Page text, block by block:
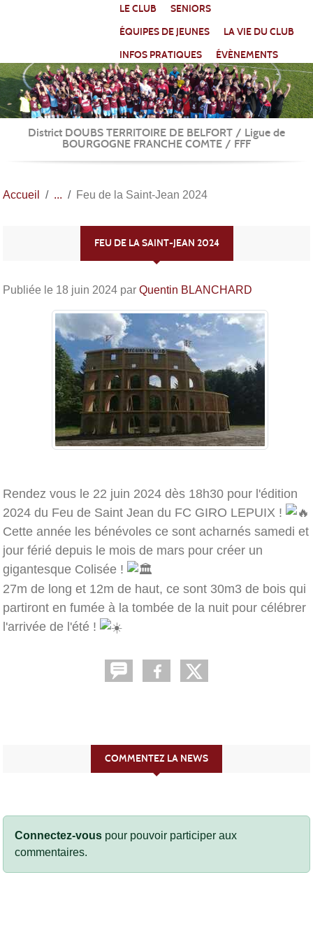
LE CLUB
SENIORS
ÉQUIPES DE JEUNES
LA VIE DU CLUB
INFOS PRATIQUES
ÉVÈNEMENTS
District DOUBS TERRITOIRE DE BELFORT / Ligue de
BOURGOGNE FRANCHE COMTE / FFF
Accueil Feu de la Saint-Jean 2024
FEU DE LA SAINT-JEAN 2024
Publiée le 18 juin 2024 par Quentin BLANCHARD
Rendez vous le 22 juin 2024 dès 18h30 pour l'édition
2024 du Feu de Saint Jean du FC GIRO LEPUIX !
Cette année les bénévoles ce sont acharnés samedi et
jour férié depuis le mois de mars pour créer un
gigantesque Colisée !
27m de long et 12m de haut, ce sont 30m3 de bois qui
partiront en fumée à la tombée de la nuit pour célébrer
l'arrivée de l'été !
COMMENTEZ LA NEWS
Connectez-vous pour pouvoir participer aux
commentaires.
Panneau de gestion des cookies